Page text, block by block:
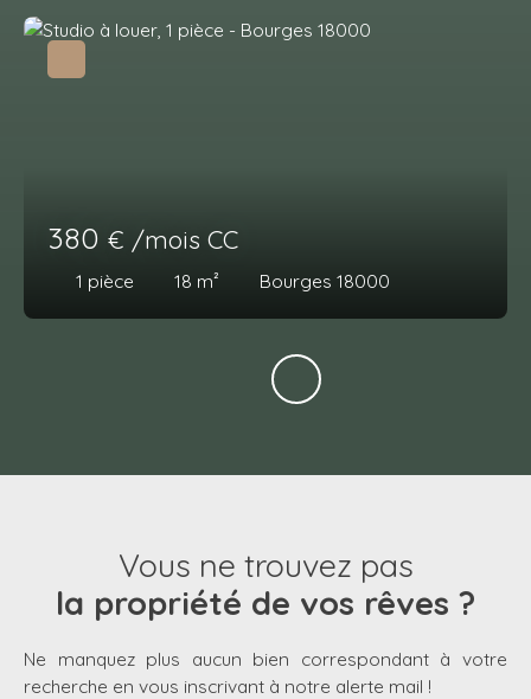
380 € /mois CC
1 pièce 18 m² Bourges 18000
Vous ne trouvez pas
la propriété de vos rêves ?
Ne manquez plus aucun bien correspondant à votre
recherche en vous inscrivant à notre alerte mail !